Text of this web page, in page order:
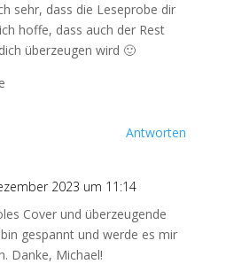
sehr, dass die Leseprobe dir
hoffe, dass auch der Rest
überzeugen wird 🙂
Antworten
2023 um 11:14
Cover und überzeugende
gespannt und werde es mir
Danke, Michael!